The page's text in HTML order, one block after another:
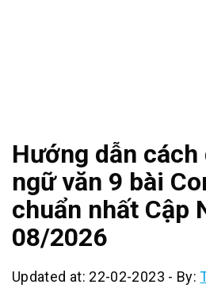
Hướng dẫn cách
ngữ văn 9 bài
chuẩn nhất Cập
08/2026
Updated at: 22-02-2023 - By: